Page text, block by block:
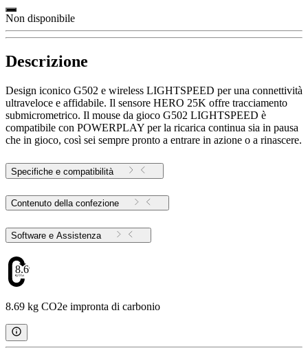
Non disponibile
Descrizione
Design iconico G502 e wireless LIGHTSPEED per una connettività
ultraveloce e affidabile. Il sensore HERO 25K offre tracciamento
submicrometrico. Il mouse da gioco G502 LIGHTSPEED è
compatibile con POWERPLAY per la ricarica continua sia in pausa
che in gioco, così sei sempre pronto a entrare in azione o a rinascere.
Specifiche e compatibilità
Contenuto della confezione
Software e Assistenza
8.69
8.69 kg CO2e impronta di carbonio